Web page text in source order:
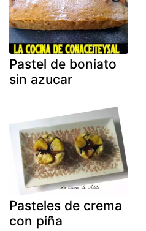
Pastel de boniato
sin azucar
Pasteles de crema
con piña